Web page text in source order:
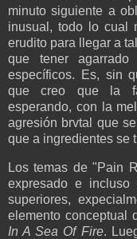
minuto siguiente a
inusual, todo lo cual
erudito para llegar a
que tener
específicos. Es, sin
que creo que la
esperando, con la
agresión brvtal que
que a ingredientes se
Los temas de "Pain
expresado e
superiores,
elemento conceptual
In A Sea Of Fire.